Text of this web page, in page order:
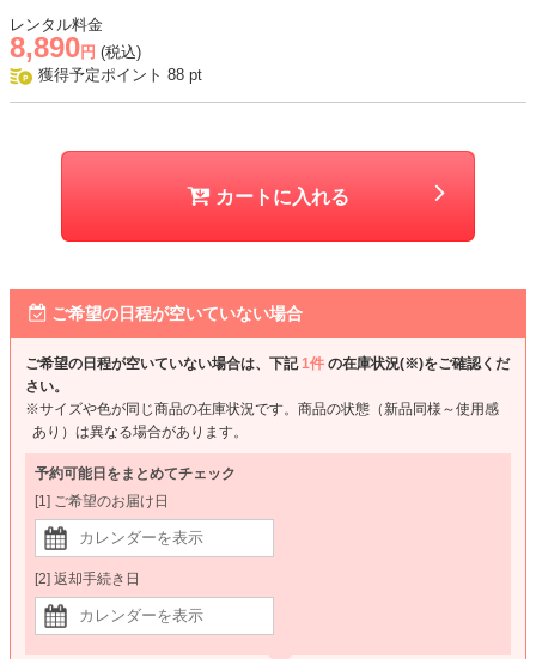
レンタル料金
8,890 円 (税込)
獲得予定ポイント 88 pt
カートに入れる
ご希望の日程が空いていない場合
ご希望の日程が空いていない場合は、下記1件 の在庫状況(※)をご確認くだ
さい。
※サイズや色が同じ商品の在庫状況です。商品の状態（新品同様～使用感
あり）は異なる場合があります。
予約可能日をまとめてチェック
[1] ご希望のお届け日
[2] 返却手続き日